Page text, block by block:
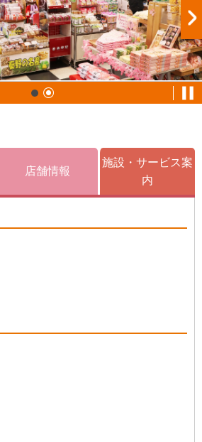
店舗情報
施設・サービス案
内